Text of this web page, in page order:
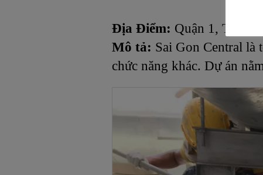
Địa Điểm: Quận 1, Tp.
Mô tả: Sai Gon Central là
chức năng khác. Dự án